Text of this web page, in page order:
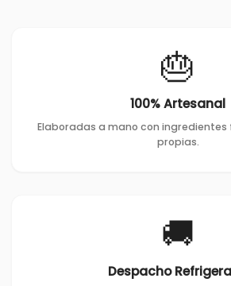
🎂
100% Artesanal
Elaboradas a mano con ingredientes
propias.
🚚
Despacho